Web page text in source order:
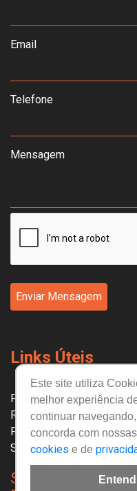
Email
Telefone
Mensagem
Enviar Mensagem
Links Úteis
Política de privacidade
Regulamento
Política de cadastro
Sobre nós
SIGA NOSSAS
Este site utiliza
melhor experiência
continuar
concorda com
cookies e de